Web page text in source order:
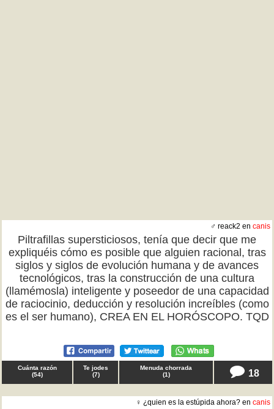
♂ reack2 en canis
Piltrafillas supersticiosos, tenía que decir que me
expliquéis cómo es posible que alguien racional, tras
siglos y siglos de evolución humana y de avances
tecnológicos, tras la construcción de una cultura
(llamémosla) inteligente y poseedor de una capacidad
de raciocinio, deducción y resolución increíbles (como
es el ser humano), CREA EN EL HORÓSCOPO. TQD
Cuánta razón
(54)
Te jodes
(7)
Menuda chorrada
(1) 18
♀ ¿quien es la estúpida ahora? en canis